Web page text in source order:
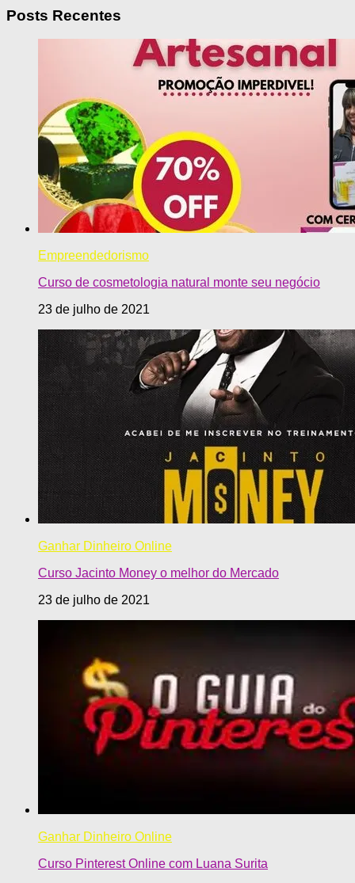
Posts Recentes
Empreendedorismo
Curso de cosmetologia natural monte seu negócio
23 de julho de 2021
Ganhar Dinheiro Online
Curso Jacinto Money o melhor do Mercado
23 de julho de 2021
Ganhar Dinheiro Online
Curso Pinterest Online com Luana Surita